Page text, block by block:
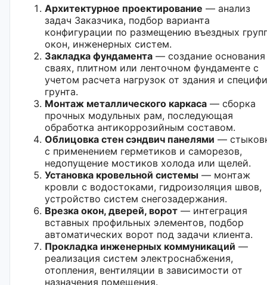
Архитектурное проектирование — анализ
задач Заказчика, подбор варианта
конфигурации по размещению въездных
окон, инженерных систем.
Закладка фундамента — создание основания
сваях, плитном или ленточном фундаменте с
учетом расчета нагрузок от здания и
грунта.
Монтаж металлического каркаса — сборка
прочных модульных рам, последующая
обработка антикоррозийным составом.
Облицовка стен сэндвич панелями —
с применением герметиков и саморезов,
недопущение мостиков холода или щелей.
Установка кровельной системы — монтаж
кровли с водостоками, гидроизоляция швов,
устройство систем снегозадержания.
Врезка окон, дверей, ворот — интеграция
вставных профильных элементов, подбор
автоматических ворот под задачи клиента.
Прокладка инженерных коммуникаций —
реализация систем электроснабжения,
отопления, вентиляции в зависимости от
назначения помещения.